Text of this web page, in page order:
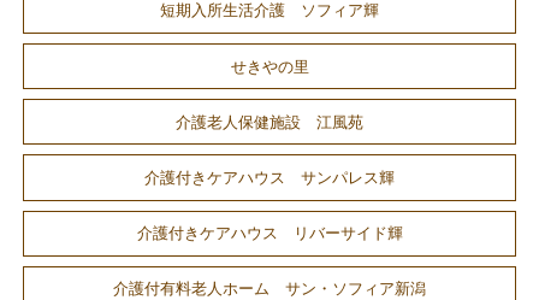
短期入所生活介護 ソフィア輝
せきやの里
介護老人保健施設 江風苑
介護付きケアハウス サンパレス輝
介護付きケアハウス リバーサイド輝
介護付有料老人ホーム サン・ソフィア新潟